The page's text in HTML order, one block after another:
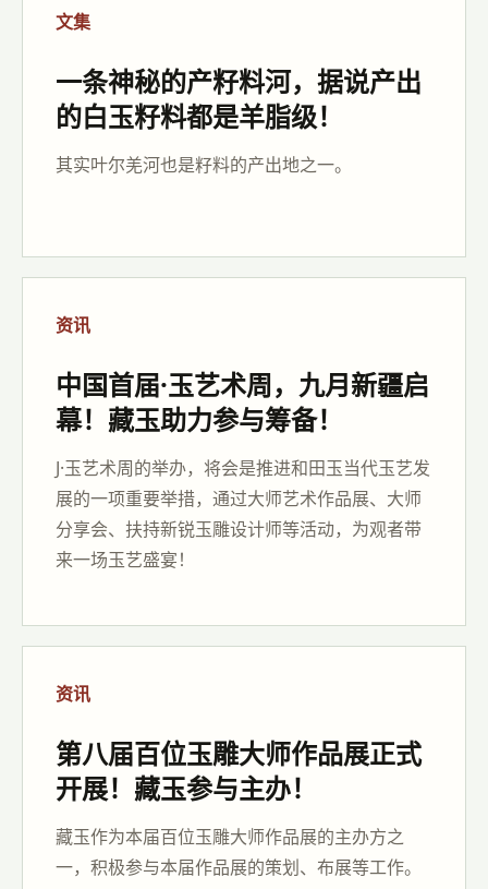
文集
一条神秘的产籽料河，据说产出
的白玉籽料都是羊脂级！
其实叶尔羌河也是籽料的产出地之一。
资讯
中国首届·玉艺术周，九月新疆启
幕！藏玉助力参与筹备！
J·玉艺术周的举办，将会是推进和田玉当代玉艺发
展的一项重要举措，通过大师艺术作品展、大师
分享会、扶持新锐玉雕设计师等活动，为观者带
来一场玉艺盛宴！
资讯
第八届百位玉雕大师作品展正式
开展！藏玉参与主办！
藏玉作为本届百位玉雕大师作品展的主办方之
一，积极参与本届作品展的策划、布展等工作。